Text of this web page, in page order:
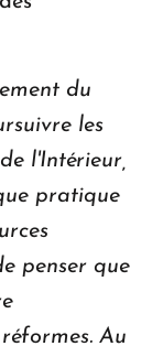
du
les
l'Intérieur,
pratique
penser que
Au